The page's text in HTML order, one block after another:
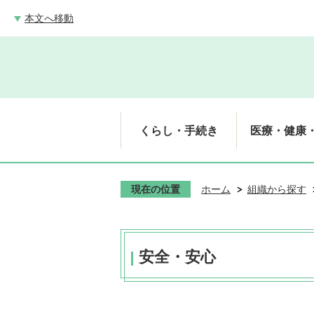
本文へ移動
くらし・手続き 医療・健康
現在の位置 ホーム 組織から探す
安全・安心